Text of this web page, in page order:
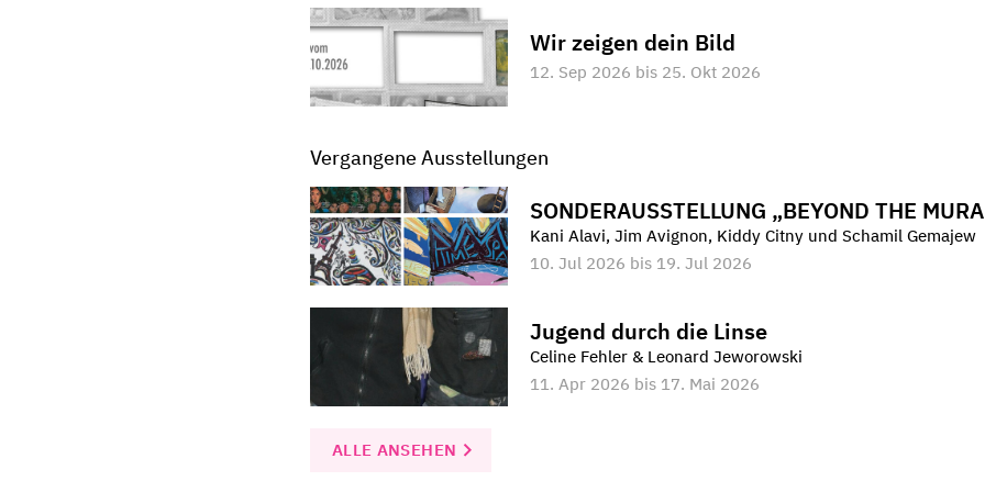
Wir zeigen dein Bild
12. Sep 2026 bis 25. Okt 2026
Vergangene Ausstellungen
SONDERAUSSTELLUNG „BEYOND THE
Kani Alavi, Jim Avignon, Kiddy Citny und Schamil Gemajew
10. Jul 2026 bis 19. Jul 2026
Jugend durch die Linse
Celine Fehler & Leonard Jeworowski
11. Apr 2026 bis 17. Mai 2026
ALLE ANSEHEN